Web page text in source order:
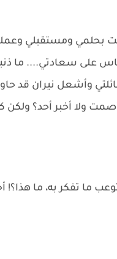
بحلمي ومستقبلي
على سعادتي.... ما
وأشعل نيران قد
ولا أخبر أحد؟ ولكن
ما تفكر به، ما هذا؟!